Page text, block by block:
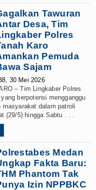
Terendah,
Bobby Nasution
Rombak
Serdang Lantik 25
Jaya Labuhanbatu
Bobby Nasution Minta
: Kemerdekaan
Tawuran
Desa, Tim
Polres
Karo
Pemuda
Sajam
30 Mei 2026
– Tim Lingkaber Polres
berpotensi mengganggu
masyarakat dalam patroli
(29/5) hingga Sabtu . . .
Medan
Fakta Baru:
Phantom Tak
Izin NPPBKC